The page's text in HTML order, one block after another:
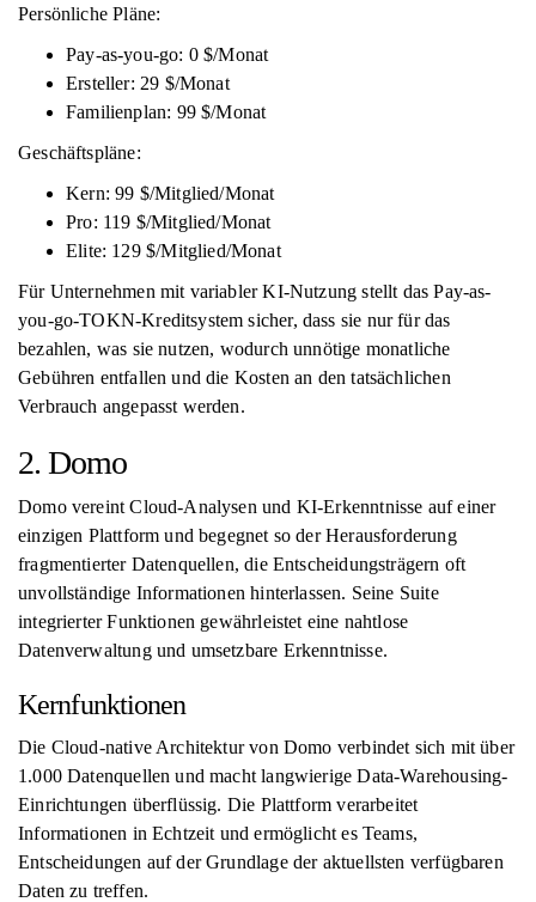
Persönliche Pläne:
Pay-as-you-go: 0 $/Monat
Ersteller: 29 $/Monat
Familienplan: 99 $/Monat
Geschäftspläne:
Kern: 99 $/Mitglied/Monat
Pro: 119 $/Mitglied/Monat
Elite: 129 $/Mitglied/Monat
Für Unternehmen mit variabler KI-Nutzung stellt das Pay-as-
you-go-TOKN-Kreditsystem sicher, dass sie nur für das
bezahlen, was sie nutzen, wodurch unnötige monatliche
Gebühren entfallen und die Kosten an den tatsächlichen
Verbrauch angepasst werden.
2. Domo
Domo vereint Cloud-Analysen und KI-Erkenntnisse auf einer
einzigen Plattform und begegnet so der Herausforderung
fragmentierter Datenquellen, die Entscheidungsträgern oft
unvollständige Informationen hinterlassen. Seine Suite
integrierter Funktionen gewährleistet eine nahtlose
Datenverwaltung und umsetzbare Erkenntnisse.
Kernfunktionen
Die Cloud-native Architektur von Domo verbindet sich mit über
1.000 Datenquellen und macht langwierige Data-Warehousing-
Einrichtungen überflüssig. Die Plattform verarbeitet
Informationen in Echtzeit und ermöglicht es Teams,
Entscheidungen auf der Grundlage der aktuellsten verfügbaren
Daten zu treffen.